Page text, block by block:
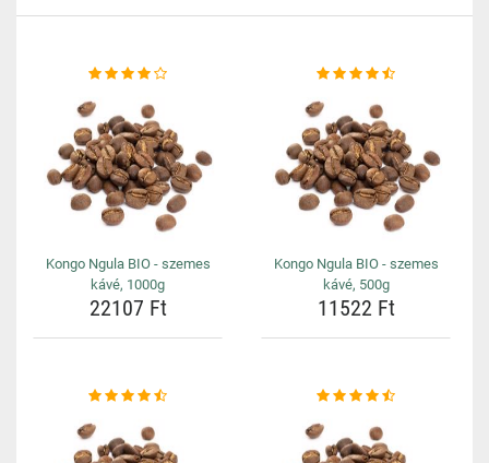
Kongo Ngula BIO - szemes
kávé, 1000g
22107 Ft
Kongo Ngula BIO - szemes
kávé, 500g
11522 Ft